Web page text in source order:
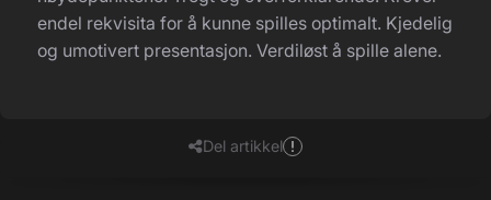
endel rekvisita for å kunne spilles optimalt. Kjedelig
og umotivert presentasjon. Verdiløst å spille alene.
Del artikkel